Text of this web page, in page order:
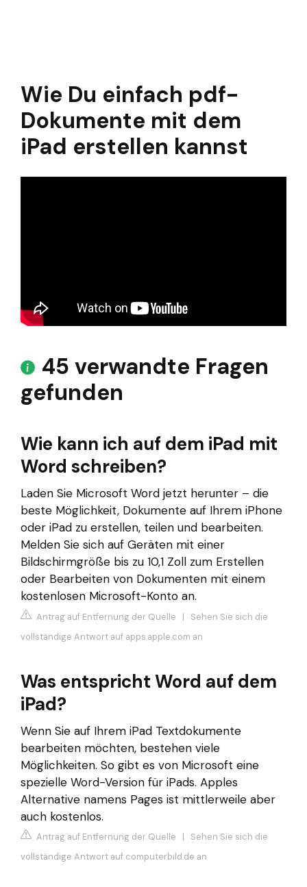
Wie Du einfach pdf-
Dokumente mit dem
iPad erstellen kannst
45 verwandte Fragen
gefunden
Wie kann ich auf dem iPad mit
Word schreiben?
Laden Sie Microsoft Word jetzt herunter – die
beste Möglichkeit, Dokumente auf Ihrem iPhone
oder iPad zu erstellen, teilen und bearbeiten.
Melden Sie sich auf Geräten mit einer
Bildschirmgröße bis zu 10,1 Zoll zum Erstellen
oder Bearbeiten von Dokumenten mit einem
kostenlosen Microsoft-Konto an.
Antrag auf Entfernung der Quelle | Sehen Sie sich die
vollständige Antwort auf apps.apple.com an
Was entspricht Word auf dem
iPad?
Wenn Sie auf Ihrem iPad Textdokumente
bearbeiten möchten, bestehen viele
Möglichkeiten. So gibt es von Microsoft eine
spezielle Word-Version für iPads. Apples
Alternative namens Pages ist mittlerweile aber
auch kostenlos.
Antrag auf Entfernung der Quelle | Sehen Sie sich die
vollständige Antwort auf computerbild.de an